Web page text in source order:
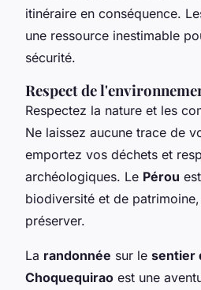
itinéraire en conséquence.
une ressource inestimable
sécurité.
Respect de
Respectez la nature et les
Ne laissez aucune trace de
emportez vos déchets et
archéologiques. Le Pérou
biodiversité et de
préserver.
La randonnée sur le sentier
Choquequirao est une